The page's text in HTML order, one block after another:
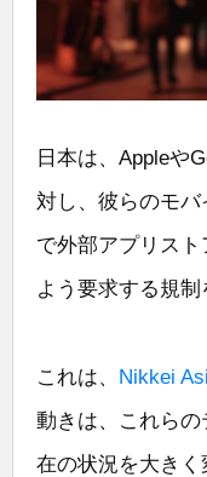
日本は、Appleや
対し、彼らのモ
で外部アプリス
よう要求する規制
これは、 Nikkei
動きは、これら
在の状況を大きく